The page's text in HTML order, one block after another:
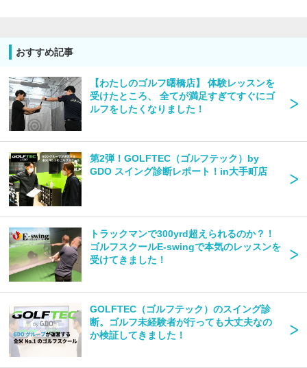
おすすめ記事
【わたしのゴルフ曙橋店】 体験レッスンを
受けたところ、 全てが満足すぎてすぐにゴ
ルフをしたくなりました！
第2弾！GOLFTEC（ゴルフテック）by
GDO​​​​​​​ スイング診断レポート！in大手町店
トラックマンで300yrd超えられるのか？！
ゴルフスクールE-swingで本気のレッスンを
受けてきました！
GOLFTEC（ゴルフテック）のスイング診
断。ゴルフ未経験者が行っても大丈夫なの
か検証してきました！